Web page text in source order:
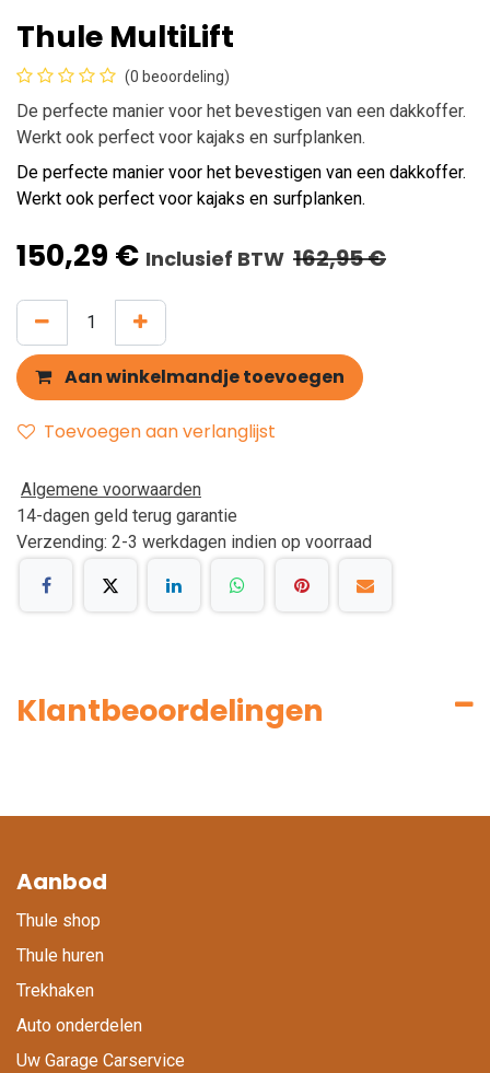
Thule MultiLift
(0 beoordeling)
De perfecte manier voor het bevestigen van een dakkoffer.
Werkt ook perfect voor kajaks en surfplanken.
De perfecte manier voor het bevestigen van een dakkoffer.
Werkt ook perfect voor kajaks en surfplanken.
150,29 € Inclusief BTW 162,95€
Aan winkelmandje toevoegen
Toevoegen aan verlanglijst
Algemene voorwaarden
14-dagen geld terug garantie
Verzending: 2-3 werkdagen indien op voorraad
Klantbeoordelingen
Aanbod
Thule shop
Thule huren
Trekhaken
Auto onderdelen
Uw Garage Carservice